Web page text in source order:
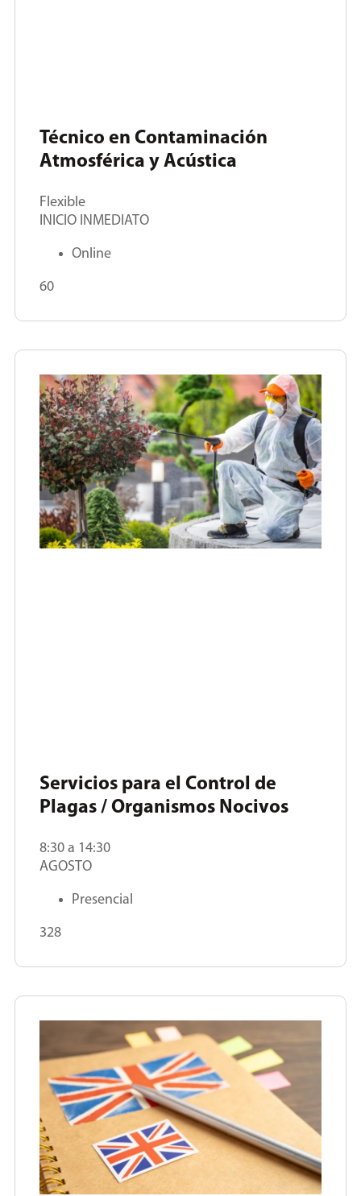
Técnico en Contaminación
Atmosférica y Acústica
Flexible
INICIO INMEDIATO
Online
60
Servicios para el Control de
Plagas / Organismos Nocivos
8:30 a 14:30
AGOSTO
Presencial
328